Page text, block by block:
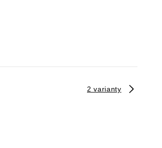
2 varianty